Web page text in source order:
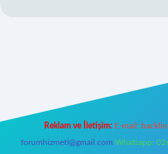
Reklam ve İletişim: E-mail:
forumhizmeti@gmail.com Whatsapp: